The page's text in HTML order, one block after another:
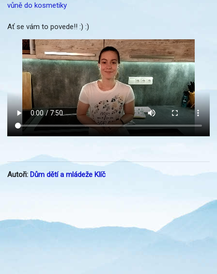
vůně do kosmetiky
Ať se vám to povede!! :) :)
Autoři: Dům dětí a mládeže Klíč